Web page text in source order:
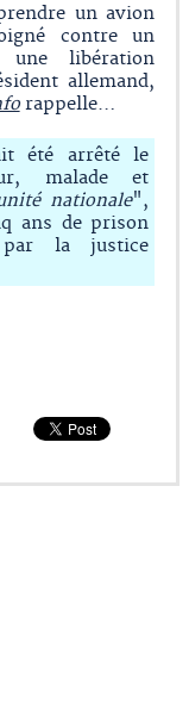
un avion
contre un
libération
allemand,
rappelle…
été arrêté le
malade et
nationale",
ans de prison
la justice